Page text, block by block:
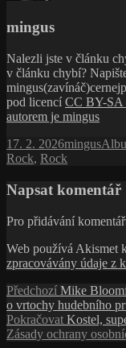
mingus
Nalezli jste v článku
v článku chybí?
pod licencí CC BY-SA
autorem je mingus
Publikováno:
17. 2. 2026Autor:
mingus
Rock, Rock
Napsat komentář
Pro přidávání
Web používá Akismet
zpracovávány údaje z
Navigace
pro
příspěvek
Předchozí Předchozí
příspěvek:
Mike
o vrtochy hudebního
Pokračovat Následující
příspěvek:
Kostel,
Zásady ochrany